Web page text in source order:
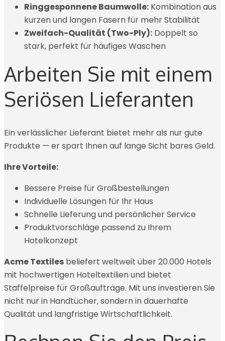
Ringgesponnene Baumwolle: Kombination aus
kurzen und langen Fasern für mehr Stabilität
Zweifach-Qualität (Two-Ply): Doppelt so
stark, perfekt für häufiges Waschen
Arbeiten Sie mit einem
Seriösen Lieferanten
Ein verlässlicher Lieferant bietet mehr als nur gute
Produkte — er spart Ihnen auf lange Sicht bares Geld.
Ihre Vorteile:
Bessere Preise für Großbestellungen
Individuelle Lösungen für Ihr Haus
Schnelle Lieferung und persönlicher Service
Produktvorschläge passend zu Ihrem
Hotelkonzept
Acme Textiles beliefert weltweit über 20.000 Hotels
mit hochwertigen Hoteltextilien und bietet
Staffelpreise für Großaufträge. Mit uns investieren Sie
nicht nur in Handtücher, sondern in dauerhafte
Qualität und langfristige Wirtschaftlichkeit.